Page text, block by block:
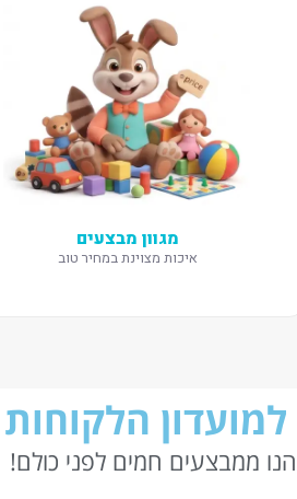
מגוון מבצעים
איכות מצוינת במחיר טוב
ממבצעים חמים לפני כולם!